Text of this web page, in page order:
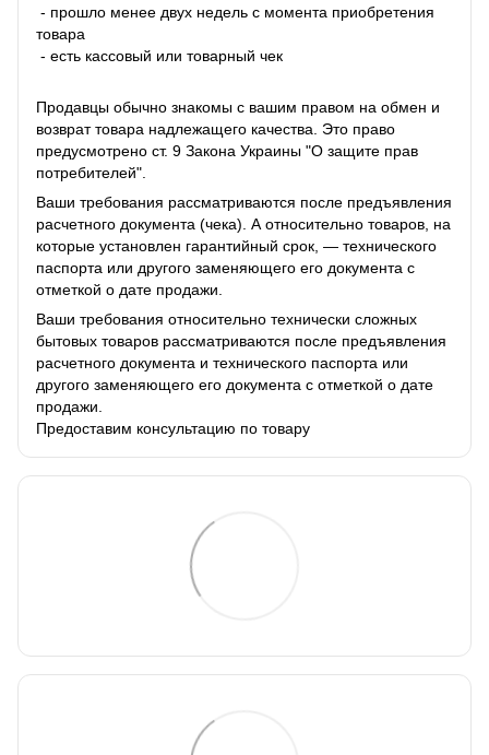
- прошло менее двух недель с момента приобретения
товара
- есть кассовый или товарный чек
Продавцы обычно знакомы с вашим правом на обмен и
возврат товара надлежащего качества. Это право
предусмотрено ст. 9 Закона Украины "О защите прав
потребителей".
Ваши требования рассматриваются после предъявления
расчетного документа (чека). А относительно товаров, на
которые установлен гарантийный срок, — технического
паспорта или другого заменяющего его документа с
отметкой о дате продажи.
Ваши требования относительно технически сложных
бытовых товаров рассматриваются после предъявления
расчетного документа и технического паспорта или
другого заменяющего его документа с отметкой о дате
продажи.
Предоставим консультацию по товару